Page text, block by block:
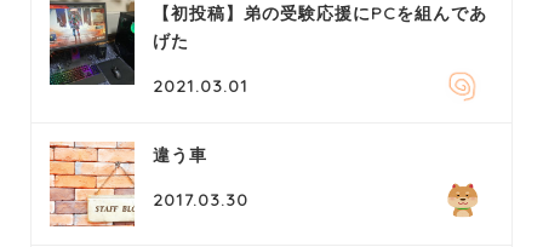
【初投稿】弟の受験応援にPCを組んであ
げた
2021.03.01
違う車
2017.03.30